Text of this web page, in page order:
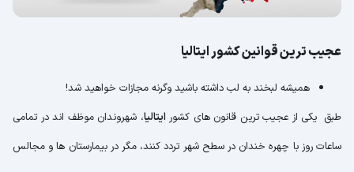
عجیب ترین قوانین کشور ایتالیا
همیشه لبخند به لب داشته باشید وگرنه مجازات خواهید شد!
طبق یکی از عجیب ترین قانون های کشور ایتالیا، شهروندان موظف اند در تمامی
ساعات روز با چهره خندان در سطح شهر تردد کنند، مگر در بیمارستان ها و مجالس